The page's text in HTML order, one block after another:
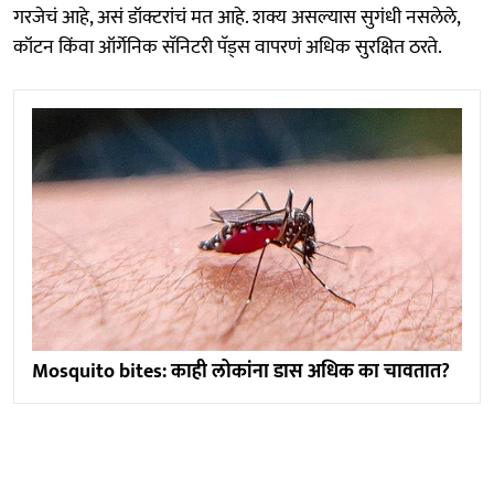
गरजेचं आहे, असं डॉक्टरांचं मत आहे. शक्य असल्यास सुगंधी नसलेले,
कॉटन किंवा ऑर्गेनिक सॅनिटरी पॅड्स वापरणं अधिक सुरक्षित ठरते.
Mosquito bites: काही लोकांना डास अधिक का चावतात?